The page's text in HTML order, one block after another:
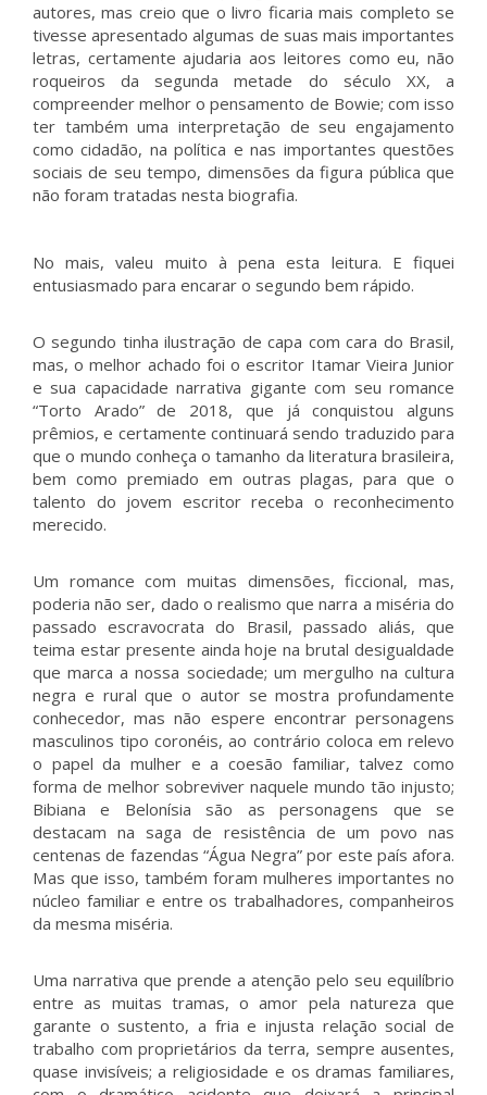
autores, mas creio que o livro ficaria mais completo se
tivesse apresentado algumas de suas mais importantes
letras, certamente ajudaria aos leitores como eu, não
roqueiros da segunda metade do século XX, a
compreender melhor o pensamento de Bowie; com isso
ter também uma interpretação de seu engajamento
como cidadão, na política e nas importantes questões
sociais de seu tempo, dimensões da figura pública que
não foram tratadas nesta biografia.
No mais, valeu muito à pena esta leitura. E fiquei
entusiasmado para encarar o segundo bem rápido.
O segundo tinha ilustração de capa com cara do Brasil,
mas, o melhor achado foi o escritor Itamar Vieira Junior
e sua capacidade narrativa gigante com seu romance
“Torto Arado” de 2018, que já conquistou alguns
prêmios, e certamente continuará sendo traduzido para
que o mundo conheça o tamanho da literatura brasileira,
bem como premiado em outras plagas, para que o
talento do jovem escritor receba o reconhecimento
merecido.
Um romance com muitas dimensões, ficcional, mas,
poderia não ser, dado o realismo que narra a miséria do
passado escravocrata do Brasil, passado aliás, que
teima estar presente ainda hoje na brutal desigualdade
que marca a nossa sociedade; um mergulho na cultura
negra e rural que o autor se mostra profundamente
conhecedor, mas não espere encontrar personagens
masculinos tipo coronéis, ao contrário coloca em relevo
o papel da mulher e a coesão familiar, talvez como
forma de melhor sobreviver naquele mundo tão injusto;
Bibiana e Belonísia são as personagens que se
destacam na saga de resistência de um povo nas
centenas de fazendas “Água Negra” por este país afora.
Mas que isso, também foram mulheres importantes no
núcleo familiar e entre os trabalhadores, companheiros
da mesma miséria.
Uma narrativa que prende a atenção pelo seu equilíbrio
entre as muitas tramas, o amor pela natureza que
garante o sustento, a fria e injusta relação social de
trabalho com proprietários da terra, sempre ausentes,
quase invisíveis; a religiosidade e os dramas familiares,